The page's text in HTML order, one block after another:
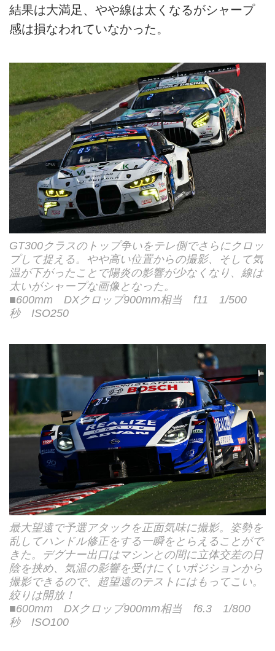
結果は大満足、やや線は太くなるがシャープ
感は損なわれていなかった。
GT300クラスのトップ争いをテレ側でさらにクロッ
プして捉える。やや高い位置からの撮影、そして気
温が下がったことで陽炎の影響が少なくなり、線は
太いがシャープな画像となった。
■600mm DXクロップ900mm相当 f11 1/500
秒 ISO250
最大望遠で予選アタックを正面気味に撮影。姿勢を
乱してハンドル修正をする一瞬をとらえることがで
きた。デグナー出口はマシンとの間に立体交差の日
陰を挟め、気温の影響を受けにくいポジションから
撮影できるので、超望遠のテストにはもってこい。
絞りは開放！
■600mm DXクロップ900mm相当 f6.3 1/800
秒 ISO100